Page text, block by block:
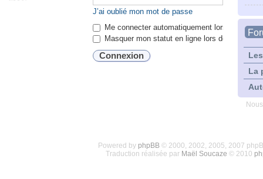
La
J’ai oublié mon mot de passe
Me connecter automatiquement lors de
Masquer mon statut en ligne lors de cette
Powered by phpBB© 2000, 2002, 2005, 2007
Traduction réalisée par Maël Soucaze © 2010